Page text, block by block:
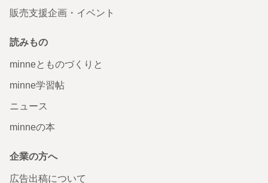
販売支援企画・イベント
読みもの
minneとものづくりと
minne学習帖
ニュース
minneの本
企業の方へ
広告出稿について